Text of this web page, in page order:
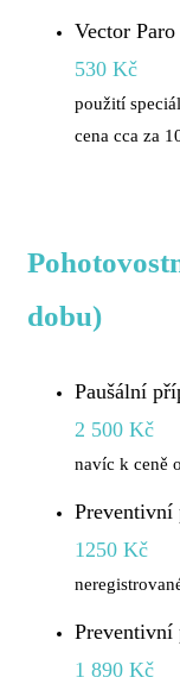
Vector Paro
530 Kč
použití
cena cca za
dobu)
Paušální
2 500 Kč
navíc k ceně
Preventivní
1250 Kč
Preventivní
1 890 Kč